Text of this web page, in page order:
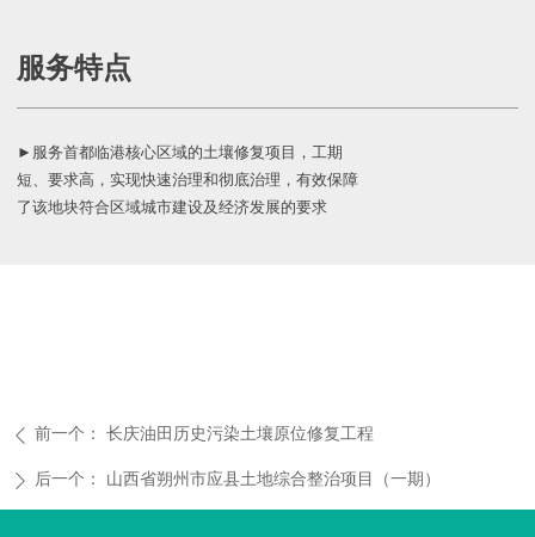
ꄲ 后一个： 山西省朔州市应县土地综合整治项目（一期）
ꄴ 前一个： 长庆油田历史污染土壤原位修复工程
服务特点
►服务首都临港核心区域的土壤修复项目，工期
短、要求高，实现快速治理和彻底治理，有效保障
了该地块符合区域城市建设及经济发展的要求